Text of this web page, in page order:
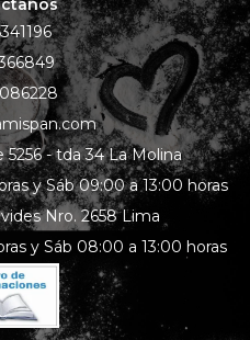
5256 - tda 34 La Molina
y Sáb 09:00 a 13:00 horas
Nro. 2658 Lima
y Sáb 08:00 a 13:00 horas